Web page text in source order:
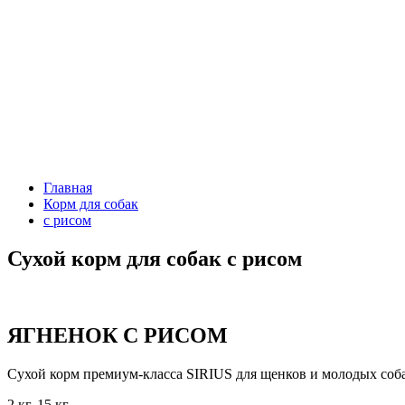
Главная
Корм для собак
с рисом
Сухой корм для собак с рисом
ЯГНЕНОК С РИСОМ
Сухой корм премиум-класса SIRIUS для щенков и молодых